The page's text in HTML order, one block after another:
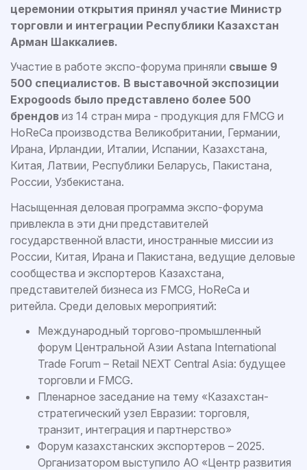
церемонии открытия принял участие Министр
торговли и интеграции Республики Казахстан
Арман Шаккалиев.
Участие в работе экспо-форума приняли свыше 9
500 специалистов. В выставочной экспозиции
Expogoods было представлено более 500
брендов из 14 стран мира - продукция для FMCG и
HoReCa производства Великобритании, Германии,
Ирана, Ирландии, Италии, Испании, Казахстана,
Китая, Латвии, Республики Беларусь, Пакистана,
России, Узбекистана.
Насыщенная деловая программа экспо-форума
привлекла в эти дни представителей
государственной власти, иностранные миссии из
России, Китая, Ирана и Пакистана, ведущие деловые
сообщества и экспортеров Казахстана,
представителей бизнеса из FMCG, HoReCa и
ритейла. Среди деловых мероприятий:
Международный торгово-промышленный
форум Центральной Азии Astana International
Trade Forum – Retail NEXT Central Asia: будущее
торговли и FMCG.
Пленарное заседание на тему «Казахстан-
стратегический узел Евразии: торговля,
транзит, интеграция и партнерство»
Форум казахстанских экспортеров – 2025.
Организатором выступило АО «Центр развития